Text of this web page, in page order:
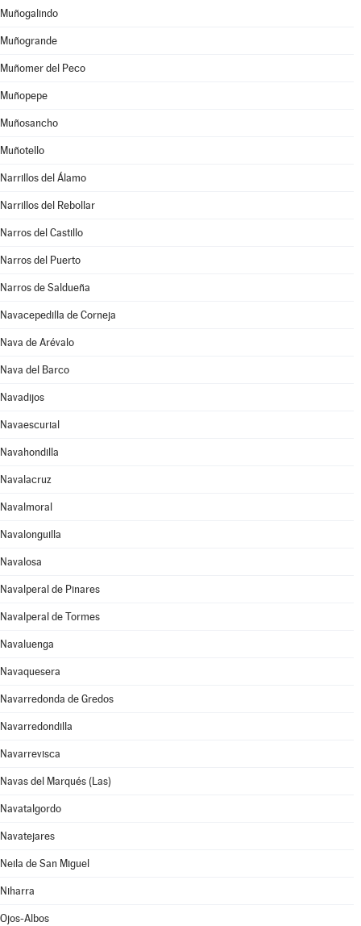
Muñogalindo
Muñogrande
Muñomer del Peco
Muñopepe
Muñosancho
Muñotello
Narrillos del Álamo
Narrillos del Rebollar
Narros del Castillo
Narros del Puerto
Narros de Saldueña
Navacepedilla de Corneja
Nava de Arévalo
Nava del Barco
Navadijos
Navaescurial
Navahondilla
Navalacruz
Navalmoral
Navalonguilla
Navalosa
Navalperal de Pinares
Navalperal de Tormes
Navaluenga
Navaquesera
Navarredonda de Gredos
Navarredondilla
Navarrevisca
Navas del Marqués (Las)
Navatalgordo
Navatejares
Neila de San Miguel
Niharra
Ojos-Albos